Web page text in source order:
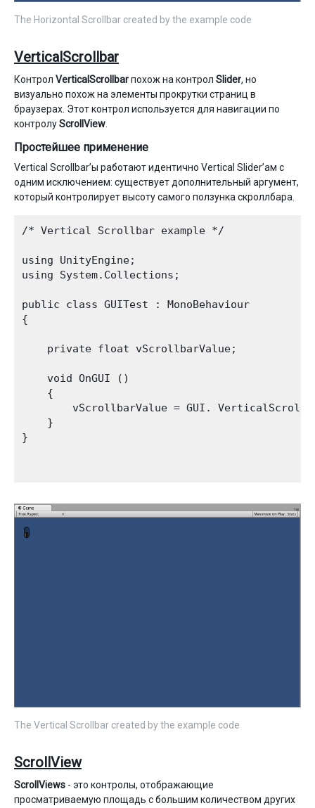
The Horizontal Scrollbar created by the example code
VerticalScrollbar
Контрол VerticalScrollbarпохож на контрол Slider, но
визуально похож на элементы прокрутки страниц в
браузерах. Этот контрол используется для навигации по
контролуScrollView
Простейшее применение
Vertical Scrollbar’ы работают идентично Vertical Slider’ам с
одним исключением: существует дополнительный аргумент,
который контролирует высоту самого ползунка скроллбара.
/* Vertical Scrollbar example */
using UnityEngine;
using System.Collections;
public class GUITest : MonoBehaviour
{
    private float vScrollbarValue;
    void OnGUI ()
    {
vScrollbarValue = GUI.
    }
}
The Vertical Scrollbar created by the example code
ScrollView
ScrollViews - это контролы, отображающие
просматриваемую площадь с большим количеством других